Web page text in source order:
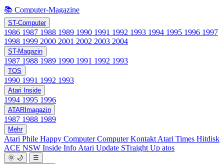
📚 Computer-Magazine
ST-Computer
1986 1987 1988 1989 1990 1991 1992 1993 1994 1995 1996 1997
1998 1999 2000 2001 2002 2003 2004
ST-Magazin
1987 1988 1989 1990 1991 1992 1993
TOS
1990 1991 1992 1993
Atari Inside
1994 1995 1996
ATARImagazin
1987 1988 1989
Mehr
Atari Phile Happy ComputerComputer Kontakt Atari Times Hitdisk
ACE NSW Inside Info Atari Update STraight Up atos
🌞 🌙
☰